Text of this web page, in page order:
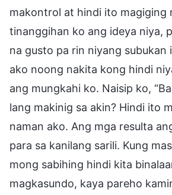
makontrol at hindi ito magiging
tinanggihan ko ang ideya niya,
na gusto pa rin niyang subukan
ako noong nakita kong hindi
ang mungkahi ko. Naisip ko,
lang makinig sa akin? Hindi ito
naman ako. Ang mga resulta
para sa kanilang sarili. Kung
mong sabihing hindi kita
magkasundo, kaya pareho